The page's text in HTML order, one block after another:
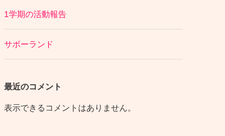
1学期の活動報告
サボーランド
最近のコメント
表示できるコメントはありません。